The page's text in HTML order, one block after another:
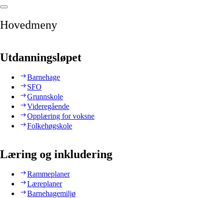
Hovedmeny
Utdanningsløpet
Barnehage
SFO
Grunnskole
Videregående
Opplæring for voksne
Folkehøgskole
Læring og inkludering
Rammeplaner
Læreplaner
Barnehagemiljø